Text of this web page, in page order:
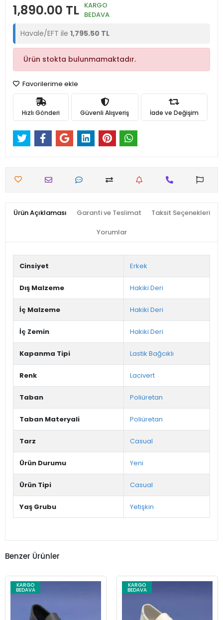
1,890.00 TL KARGO
BEDAVA
Havale/EFT ile 1,795.50 TL
Ürün stokta bulunmamaktadır.
Favorilerime ekle
Hızlı Gönderi Güvenli Alışveriş İade ve Değişim
Ürün Açıklaması Garanti ve Teslimat Taksit Seçenekleri
Yorumlar
Cinsiyet Erkek
Dış Malzeme Hakiki Deri
İç Malzeme Hakiki Deri
İç Zemin Hakiki Deri
Kapanma Tipi Lastik Bağcıklı
Renk Lacivert
Taban Poliüretan
Taban Materyali Poliüretan
Tarz Casual
Ürün Durumu Yeni
Ürün Tipi Casual
Yaş Grubu Yetişkin
Benzer Ürünler
KARGO
BEDAVA
KARGO
BEDAVA